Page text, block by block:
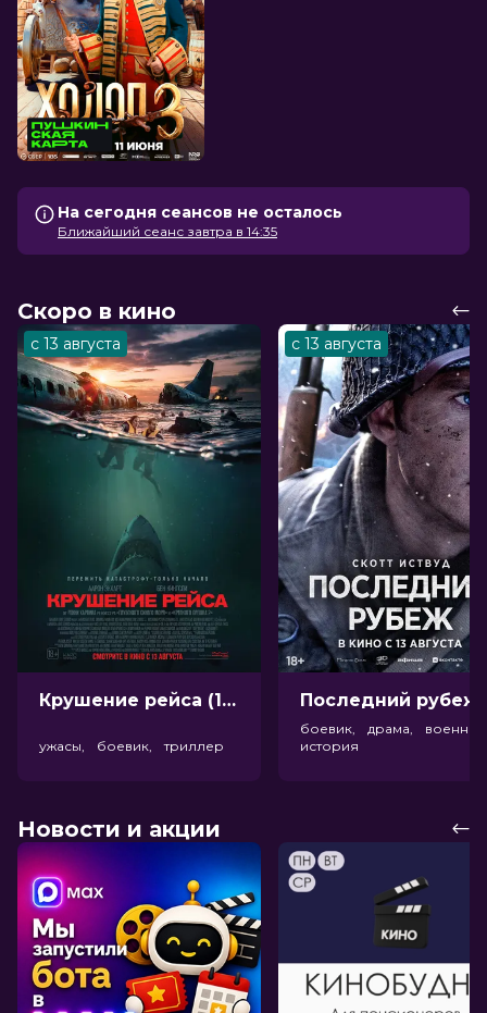
На сегодня сеансов не осталось
Ближайший сеанс завтра в 14:35
Скоро в кино
с 13 августа
Крушение рейса (18+)
ужасы, боевик, триллер
с 13 августа
боевик, драма,
история
Новости и акции